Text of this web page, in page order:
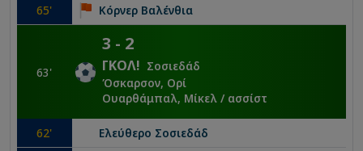
65' Κόρνερ Βαλένθια
63'
3 - 2
ΓΚΟΛ! Σοσιεδάδ
Όσκαρσον, Ορί
Ουαρθάμπαλ, Μίκελ / ασσίστ
62' Ελεύθερο Σοσιεδάδ